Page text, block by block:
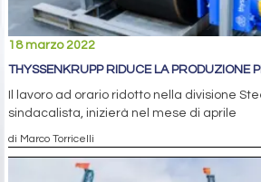
18 marzo 2022
THYSSENKRUPP RIDUCE LA PRODUZIONE
Il lavoro ad orario ridotto nella divisione
sindacalista, inizierà nel mese di aprile
di Marco Torricelli